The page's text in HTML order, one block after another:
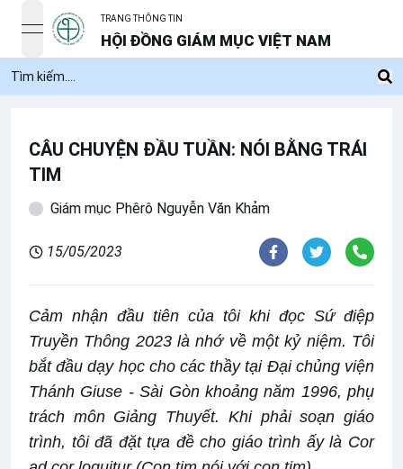
open navigation menu
TRANG THÔNG TIN
HỘI ĐỒNG GIÁM MỤC VIỆT NAM
CÂU CHUYỆN ĐẦU TUẦN: NÓI BẰNG TRÁI
TIM
Giám mục Phêrô Nguyễn Văn Khảm
15/05/2023
Cảm nhận đầu tiên của tôi khi đọc Sứ điệp
Truyền Thông 2023 là nhớ về một kỷ niệm. Tôi
bắt đầu dạy học cho các thầy tại Đại chủng viện
Thánh Giuse - Sài Gòn khoảng năm 1996, phụ
trách môn Giảng Thuyết. Khi phải soạn giáo
trình, tôi đã đặt tựa đề cho giáo trình ấy là Cor